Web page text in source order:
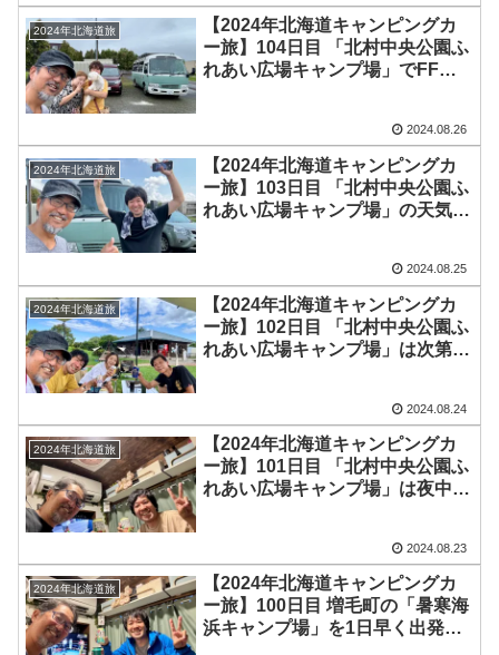
2024年北海道旅
【2024年北海道キャンピングカ
ー旅】104日目 「北村中央公園ふ
れあい広場キャンプ場」でFFヒ
お土産もいただきました 2024.08.26
2024年北海道旅
【2024年北海道キャンピングカ
ー旅】103日目 「北村中央公園ふ
れあい広場キャンプ場」の天気は
2024.08.25
2024年北海道旅
【2024年北海道キャンピングカ
ー旅】102日目 「北村中央公園ふ
れあい広場キャンプ場」は次第に
プでBBQを楽しみました♪2024.08.24
2024年北海道旅
【2024年北海道キャンピングカ
ー旅】101日目 「北村中央公園ふ
れあい広場キャンプ場」は夜中か
して今夜もかおるちゃんと宴会♪
2024.08.23
2024年北海道旅
【2024年北海道キャンピングカ
ー旅】100日目 増毛町の「暑寒海
浜キャンプ場」を1日早く出発し